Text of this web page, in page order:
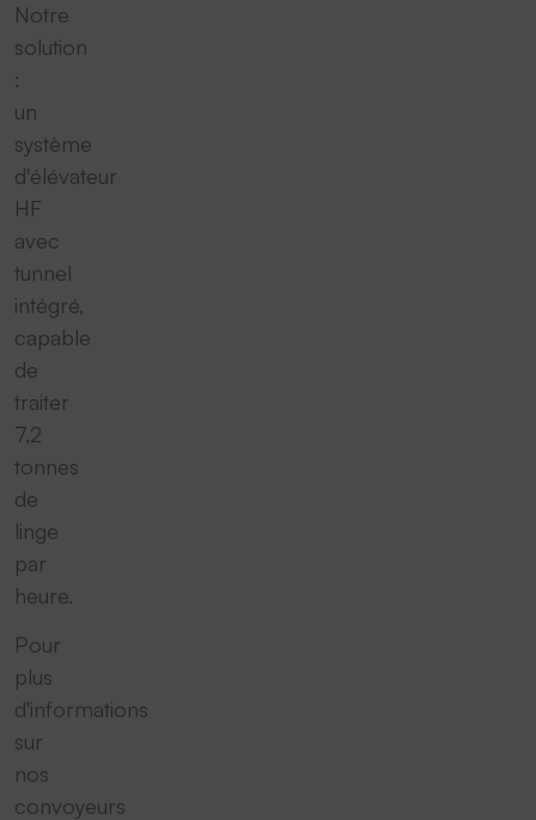
Notre
solution
:
un
système
d'élévateur
HF
avec
tunnel
intégré,
capable
de
traiter
7,2
tonnes
de
linge
par
heure.
Pour
plus
d'informations
sur
nos
convoyeurs